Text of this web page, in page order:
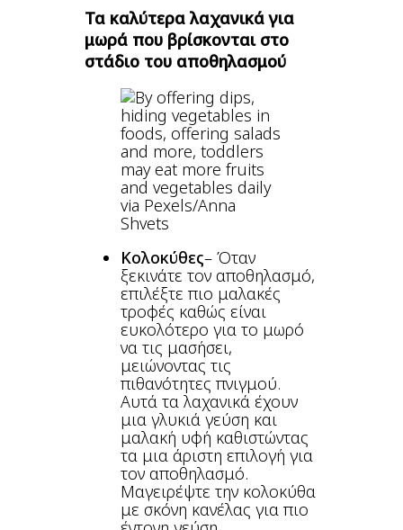
Τα καλύτερα λαχανικά για
μωρά που βρίσκονται στο
στάδιο του αποθηλασμού
via Pexels/Anna
Shvets
Κολοκύθες– Όταν
ξεκινάτε τον αποθηλασμό,
επιλέξτε πιο μαλακές
τροφές καθώς είναι
ευκολότερο για το μωρό
να τις μασήσει,
μειώνοντας τις
πιθανότητες πνιγμού.
Αυτά τα λαχανικά έχουν
μια γλυκιά γεύση και
μαλακή υφή καθιστώντας
τα μια άριστη επιλογή για
τον αποθηλασμό.
Μαγειρέψτε την κολοκύθα
με σκόνη κανέλας για πιο